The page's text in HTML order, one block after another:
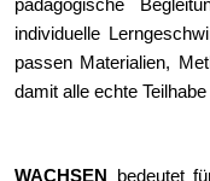
pädagogische
individuelle
passen Materialien,
damit alle echte
WACHSEN
bedeutet